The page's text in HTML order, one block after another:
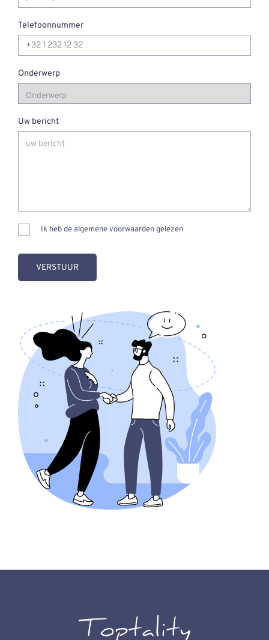
Telefoonnummer
Onderwerp
Uw bericht
Ik heb de algemene voorwaarden gelezen
VERSTUUR